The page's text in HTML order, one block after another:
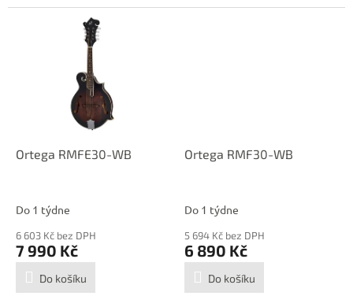
Ortega RMFE30-WB
Do 1 týdne
6 603 Kč bez DPH
7 990 Kč
Do košíku
Ortega RMF30-WB
Do 1 týdne
5 694 Kč bez DPH
6 890 Kč
Do košíku